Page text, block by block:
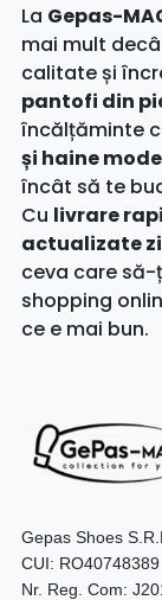
La Gepas-
mai mult
calitate și
pantofi din
încălțăminte
și haine
încât să te
Cu livrare
actualizate
ceva care să-
shopping
ce e mai bun.
Gepas Shoes
CUI: RO40748389
Nr. Reg. Com: